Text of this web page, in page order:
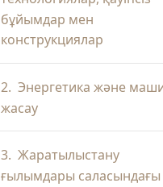
бұйымдар мен
конструкциялар
2.Энергетика және
жасау
3.Жаратылыстану
ғылымдары саласындағы